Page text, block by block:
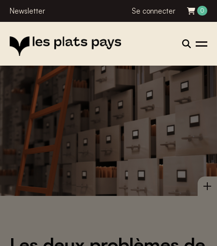
Newsletter Se connecter 0